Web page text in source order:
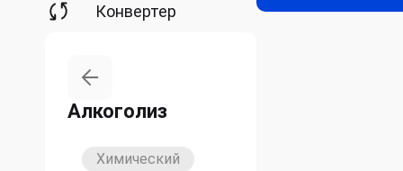
Конвертер
Алкоголиз
Химический